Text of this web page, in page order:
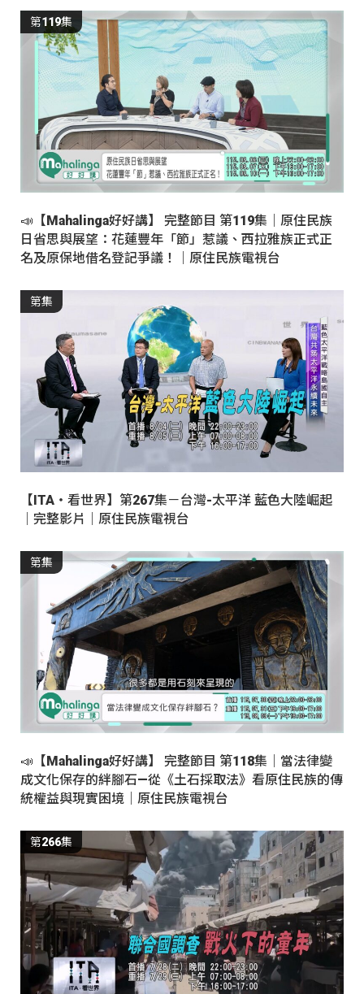
第119集
📣【Mahalinga好好講】 完整節目 第119集｜原住民族
日省思與展望：花蓮豐年「節」惹議、西拉雅族正式正
名及原保地借名登記爭議！｜原住民族電視台
第集
【ITA・看世界】第267集－台灣-太平洋 藍色大陸崛起
｜完整影片｜原住民族電視台
第集
📣【Mahalinga好好講】 完整節目 第118集｜當法律變
成文化保存的絆腳石—從《土石採取法》看原住民族的傳
統權益與現實困境｜原住民族電視台
第266集